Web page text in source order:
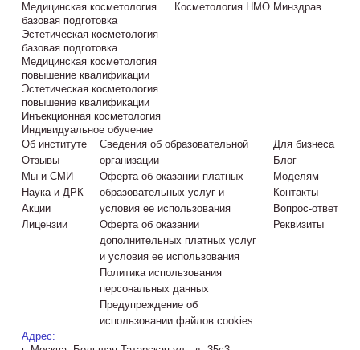
Медицинская косметология
базовая подготовка
Эстетическая косметология
базовая подготовка
Медицинская косметология
повышение квалификации
Эстетическая косметология
повышение квалификации
Инъекционная косметология
Индивидуальное обучение
Косметология НМО Минздрав
Об институте
Отзывы
Мы и СМИ
Наука и ДРК
Акции
Лицензии
Сведения об образовательной
организации
Оферта об оказании платных
образовательных услуг и
условия ее использования
Оферта об оказании
дополнительных платных услуг
и условия ее использования
Политика использования
персональных данных
Предупреждение об
использовании файлов cookies
Для бизнеса
Блог
Моделям
Контакты
Вопрос-ответ
Реквизиты
Адрес: